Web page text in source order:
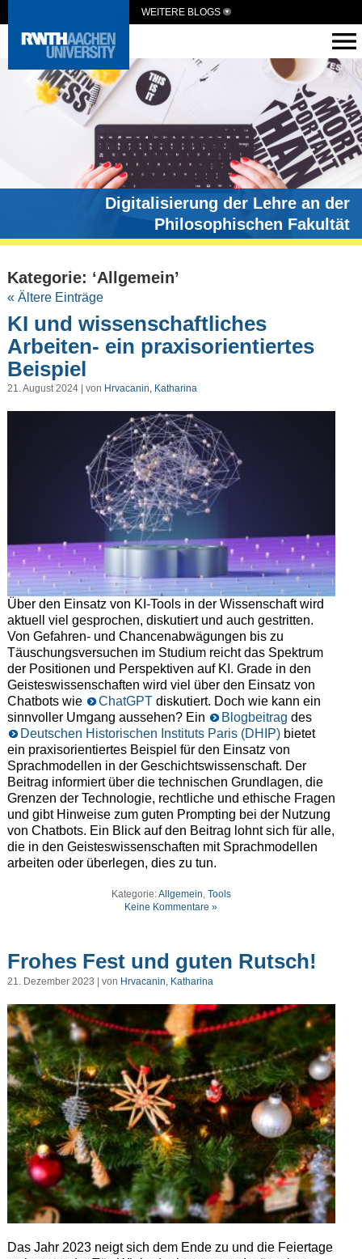
WEITERE BLOGS
Digitalisierung der Lehre an der
Philosophischen Fakultät
Kategorie: ‘Allgemein’
« Ältere Einträge
KI und wissenschaftliches
Arbeiten- ein praxisorientiertes
Beispiel
21. August 2024 | von Hrvacanin, Katharina
Über den Einsatz von KI-Tools in der Wissenschaft wird
aktuell viel gesprochen, diskutiert und auch gestritten.
Von Gefahren- und Chancenabwägungen bis zu
Täuschungsversuchen im Studium reicht das Spektrum
der Positionen und Perspektiven auf KI. Grade in den
Geisteswissenschaften wird viel über den Einsatz von
Chatbots wie
ChatGPTdiskutiert. Doch wie kann ein
sinnvoller Umgang aussehen? Ein
Blogbeitrag des
Deutschen Historischen Instituts Paris (DHIP)bietet
ein praxisorientiertes Beispiel für den Einsatz von
Sprachmodellen in der Geschichtswissenschaft. Der
Beitrag informiert über die technischen Grundlagen, die
Grenzen der Technologie, rechtliche und ethische Fragen
und gibt Hinweise zum guten Prompting bei der Nutzung
von Chatbots. Ein Blick auf den Beitrag lohnt sich für alle,
die in den Geisteswissenschaften mit Sprachmodellen
arbeiten oder überlegen, dies zu tun.
Kategorie:Allgemein, Tools
Keine Kommentare »
Frohes Fest und guten Rutsch!
21. Dezember 2023 | von Hrvacanin, Katharina
Das Jahr 2023 neigt sich dem Ende zu und die Feiertage